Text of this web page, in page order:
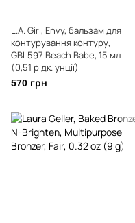
L.A. Girl, Envy, бальзам для
контурування контуру,
GBL597 Beach Babe, 15 мл
(0,51 рідк. унції)
570 грн